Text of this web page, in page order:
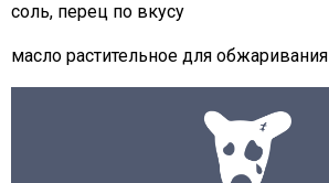
соль, перец по вкусу
масло растительное для обжаривания